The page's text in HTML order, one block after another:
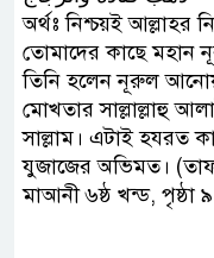
অর্থঃ নিশ্চয়ই আল্লাহর
তোমাদের কাছে মহান
তিনি হলেন নূরুল
মোখতার সাল্লাল্লাহু
সাল্লাম। এটাই হযরত
যুজাজের অভিমত।
মাআনী ৬ষ্ঠ খন্ড, পৃষ্ঠা